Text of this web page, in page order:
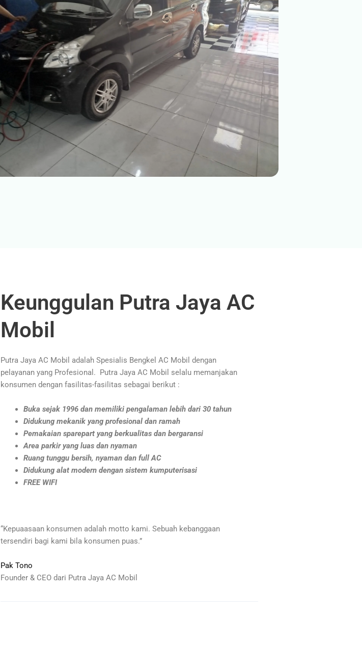
Keunggulan Putra Jaya AC
Mobil
Putra Jaya AC Mobil adalah Spesialis Bengkel AC Mobil dengan
pelayanan yang Profesional. Putra Jaya AC Mobil selalu memanjakan
konsumen dengan fasilitas-fasilitas sebagai berikut :
Buka sejak 1996 dan memiliki pengalaman lebih dari 30 tahun
Didukung mekanik yang profesional dan ramah
Pemakaian sparepart yang berkualitas dan bergaransi
Area parkir yang luas dan nyaman
Ruang tunggu bersih, nyaman dan full AC
Didukung alat modern dengan sistem kumputerisasi
FREE WIFI
“Kepuaasaan konsumen adalah motto kami. Sebuah kebanggaan
tersendiri bagi kami bila konsumen puas.”
Pak Tono
Founder & CEO dari Putra Jaya AC Mobil